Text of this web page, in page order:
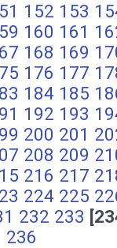
152 153
160 161
168 169
176 177
184 185
192 193
200 201
208 209
216 217
224 225
232 233
236